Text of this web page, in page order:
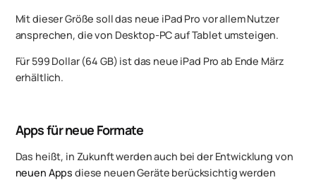
Mit dieser Größe soll das neue iPad Pro vor allem Nutzer
ansprechen, die von Desktop-PC auf Tablet umsteigen.
Für 599 Dollar (64 GB) ist das neue iPad Pro ab Ende März
erhältlich.
Apps für neue Formate
Das heißt, in Zukunft werden auch bei der Entwicklung von
neuen Apps diese neuen Geräte berücksichtig werden